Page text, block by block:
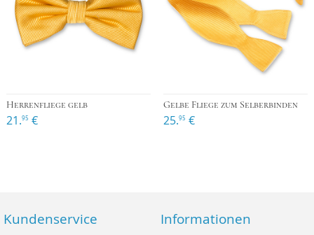
Herrenfliege gelb
21.95 €
Gelbe Fliege zum Selberbinden
25.95 €
Kundenservice Informationen